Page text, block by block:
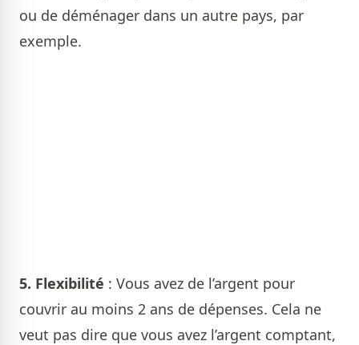
ou de déménager dans un autre pays, par
exemple.
5. Flexibilité : Vous avez de l’argent pour
couvrir au moins 2 ans de dépenses. Cela ne
veut pas dire que vous avez l’argent comptant,